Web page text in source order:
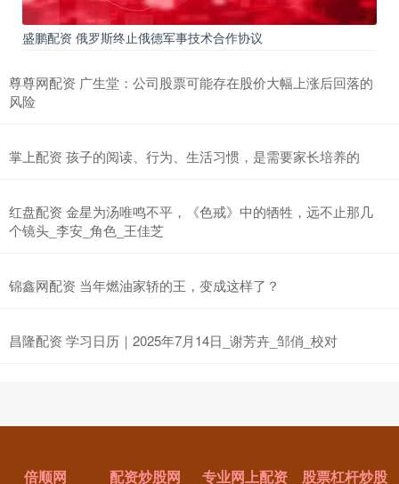
盛鹏配资 俄罗斯终止俄德军事技术合作协议
尊尊网配资 广生堂：公司股票可能存在股价大幅上涨后回落的
风险
掌上配资 孩子的阅读、行为、生活习惯，是需要家长培养的
红盘配资 金星为汤唯鸣不平，《色戒》中的牺牲，远不止那几
个镜头_李安_角色_王佳芝
锦鑫网配资 当年燃油家轿的王，变成这样了？
昌隆配资 学习日历｜2025年7月14日_谢芳卉_邹俏_校对
倍顺网 配资炒股网 专业网上配资 股票杠杆炒股